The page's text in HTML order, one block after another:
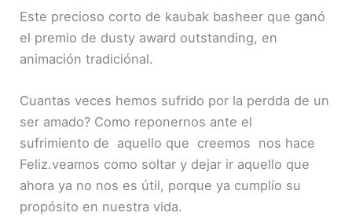
Este precioso corto de kaubak basheer que ganó
el premio de dusty award outstanding, en
animación tradiciónal.
Cuantas veces hemos sufrido por la perdda de un
ser amado? Como reponernos ante el
sufrimiento de aquello que creemos nos hace
Feliz.veamos como soltar y dejar ir aquello que
ahora ya no nos es útil, porque ya cumplío su
propósito en nuestra vida.